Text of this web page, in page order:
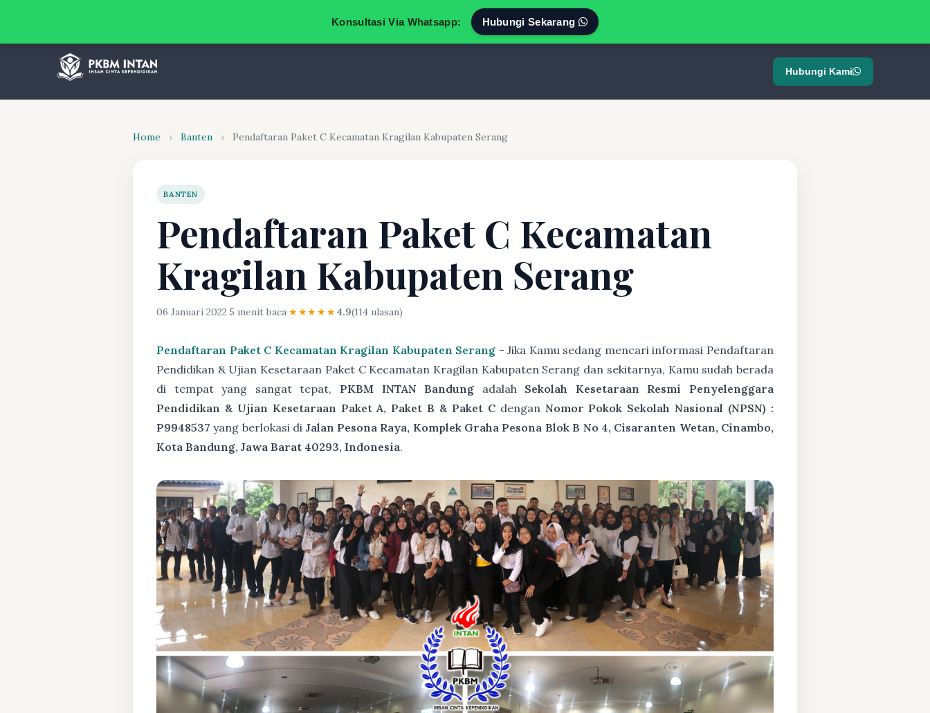
Konsultasi Via Whatsapp: Hubungi Sekarang
Hubungi Kami
Home › Banten › Pendaftaran Paket C Kecamatan Kragilan Kabupaten Serang
BANTEN
Pendaftaran Paket C Kecamatan
Kragilan Kabupaten Serang
06 Januari 2022·5 menit baca·★★★★★4.9(114 ulasan)
Pendaftaran Paket C Kecamatan Kragilan Kabupaten Serang - Jika Kamu sedang mencari informasi Pendaftaran
Pendidikan & Ujian Kesetaraan Paket C Kecamatan Kragilan Kabupaten Serang dan sekitarnya, Kamu sudah berada
di tempat yang sangat tepat, PKBM INTAN Bandung adalah Sekolah Kesetaraan Resmi Penyelenggara
Pendidikan & Ujian Kesetaraan Paket A, Paket B & Paket Cdengan Nomor Pokok Sekolah Nasional (NPSN) :
P9948537 yang berlokasi di Jalan Pesona Raya, Komplek Graha Pesona Blok B No 4, Cisaranten Wetan, Cinambo,
Kota Bandung, Jawa Barat 40293, Indonesia.